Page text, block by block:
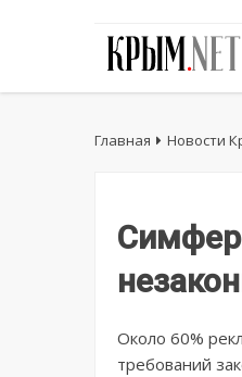
Главная Новости
Около 60%
требований